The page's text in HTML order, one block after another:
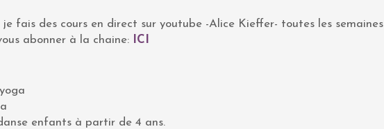
fais des cours en direct sur youtube -Alice Kieffer- toutes les semaines
abonner à la chaine:
ICI
enfants à partir de 4 ans.